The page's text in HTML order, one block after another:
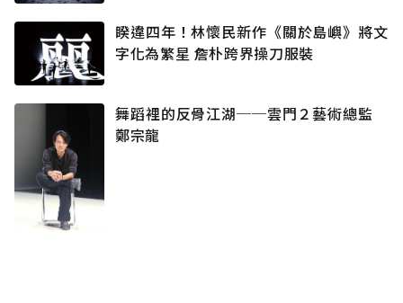
睽違四年！林懷民新作《關於島嶼》將文
字化為繁星 詹朴跨界操刀服裝
舞蹈裡的反骨江湖──雲門２藝術總監
鄭宗龍